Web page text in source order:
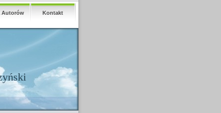
Autorów Kontakt